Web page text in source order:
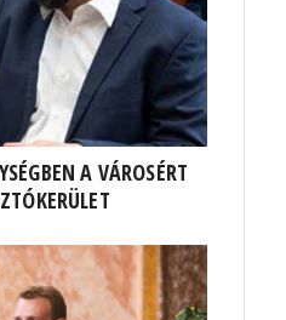
A VÁROSÉRT